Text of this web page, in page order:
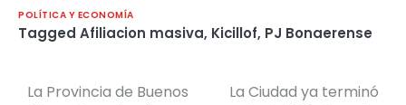
POLÍTICA Y ECONOMÍA
Tagged Afiliacion masiva, Kicillof, PJ Bonaerense
Navegación
La Provincia de Buenos
La Ciudad ya terminó